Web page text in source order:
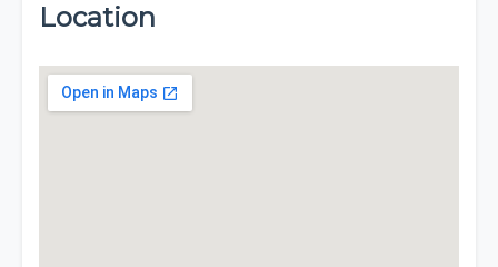
Location